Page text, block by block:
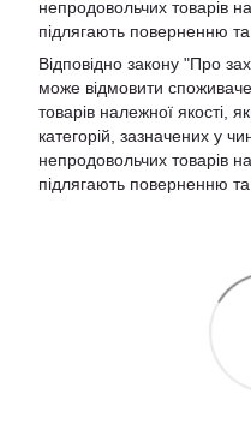
непродовольчих товарів
підлягають поверненню та
Відповідно закону "Про
може відмовити
товарів належної якості,
категорій, зазначених у
непродовольчих товарів
підлягають поверненню